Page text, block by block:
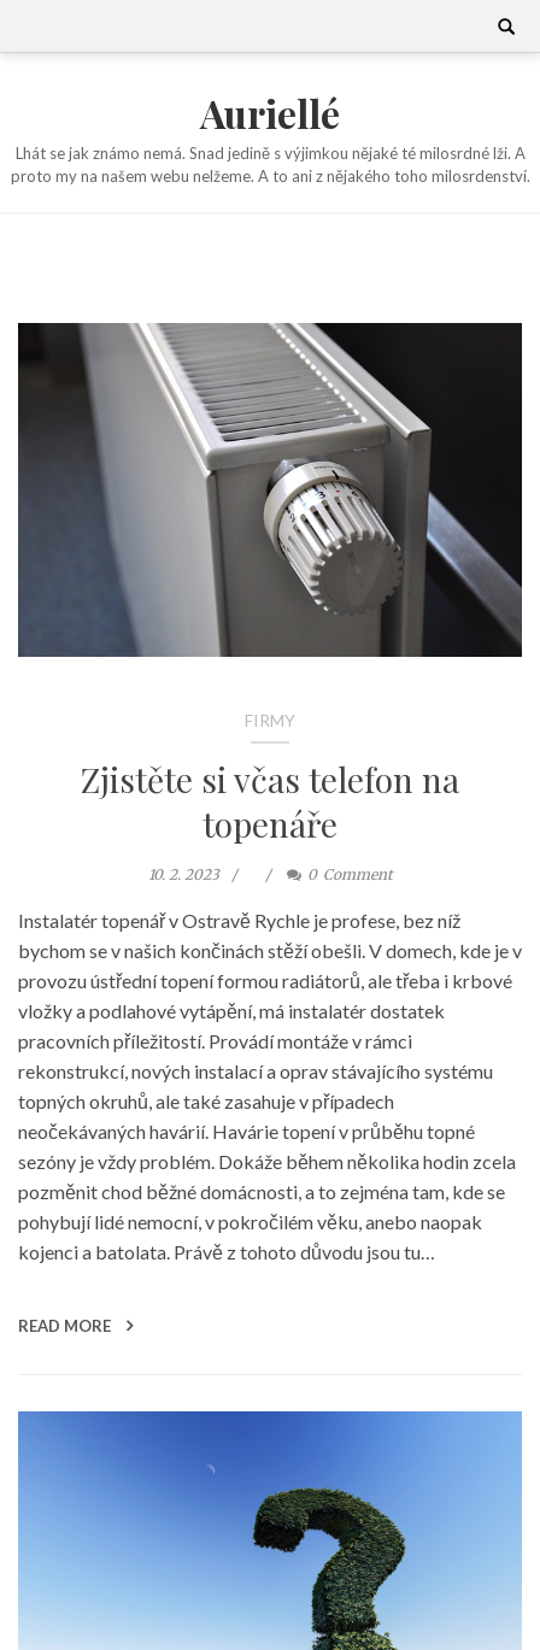
Search
Auriellé
Lhát se jak známo nemá. Snad jedině s výjimkou nějaké té milosrdné lži. A
proto my na našem webu nelžeme. A to ani z nějakého toho milosrdenství.
FIRMY
Zjistěte si včas telefon na
topenáře
10. 2. 2023 0 Comment
Instalatér topenář v Ostravě Rychle je profese, bez níž
bychom se v našich končinách stěží obešli. V domech, kde je v
provozu ústřední topení formou radiátorů, ale třeba i krbové
vložky a podlahové vytápění, má instalatér dostatek
pracovních příležitostí. Provádí montáže v rámci
rekonstrukcí, nových instalací a oprav stávajícího systému
topných okruhů, ale také zasahuje v případech
neočekávaných havárií. Havárie topení v průběhu topné
sezóny je vždy problém. Dokáže během několika hodin zcela
pozměnit chod běžné domácnosti, a to zejména tam, kde se
pohybují lidé nemocní, v pokročilém věku, anebo naopak
kojenci a batolata. Právě z tohoto důvodu jsou tu…
READ MORE